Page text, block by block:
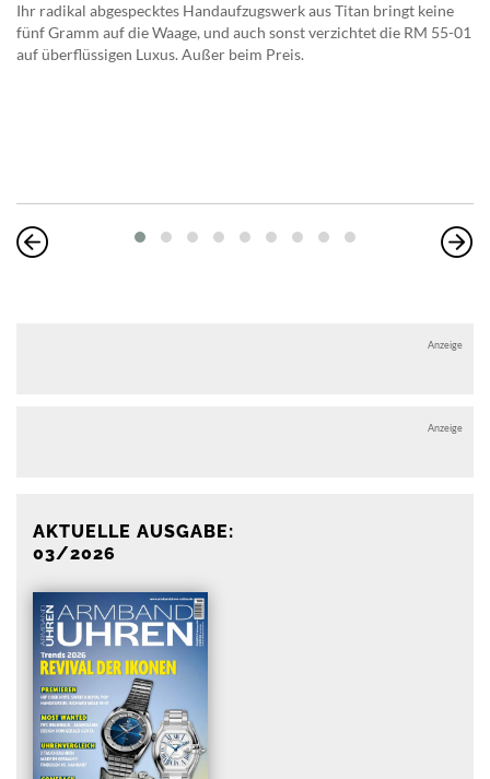
Ihr radikal abgespecktes Handaufzugswerk aus Titan bringt keine
fünf Gramm auf die Waage, und auch sonst verzichtet die RM 55-01
auf überflüssigen Luxus. Außer beim Preis.
Anzeige
Anzeige
AKTUELLE AUSGABE:
03/2026